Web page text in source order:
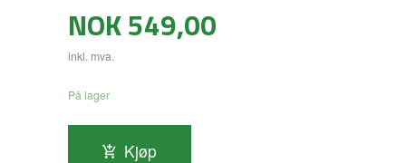
Pris
NOK549,00
inkl. mva.
På lager
Kjøp